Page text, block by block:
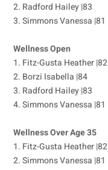
2. Radford Hailey |83
3. Simmons Vanessa |81
Wellness Open
1. Fitz-Gusta Heather |82
2. Borzi Isabella |84
3. Radford Hailey |83
4. Simmons Vanessa |81
Wellness Over Age 35
1. Fitz-Gusta Heather |82
2. Simmons Vanessa |81